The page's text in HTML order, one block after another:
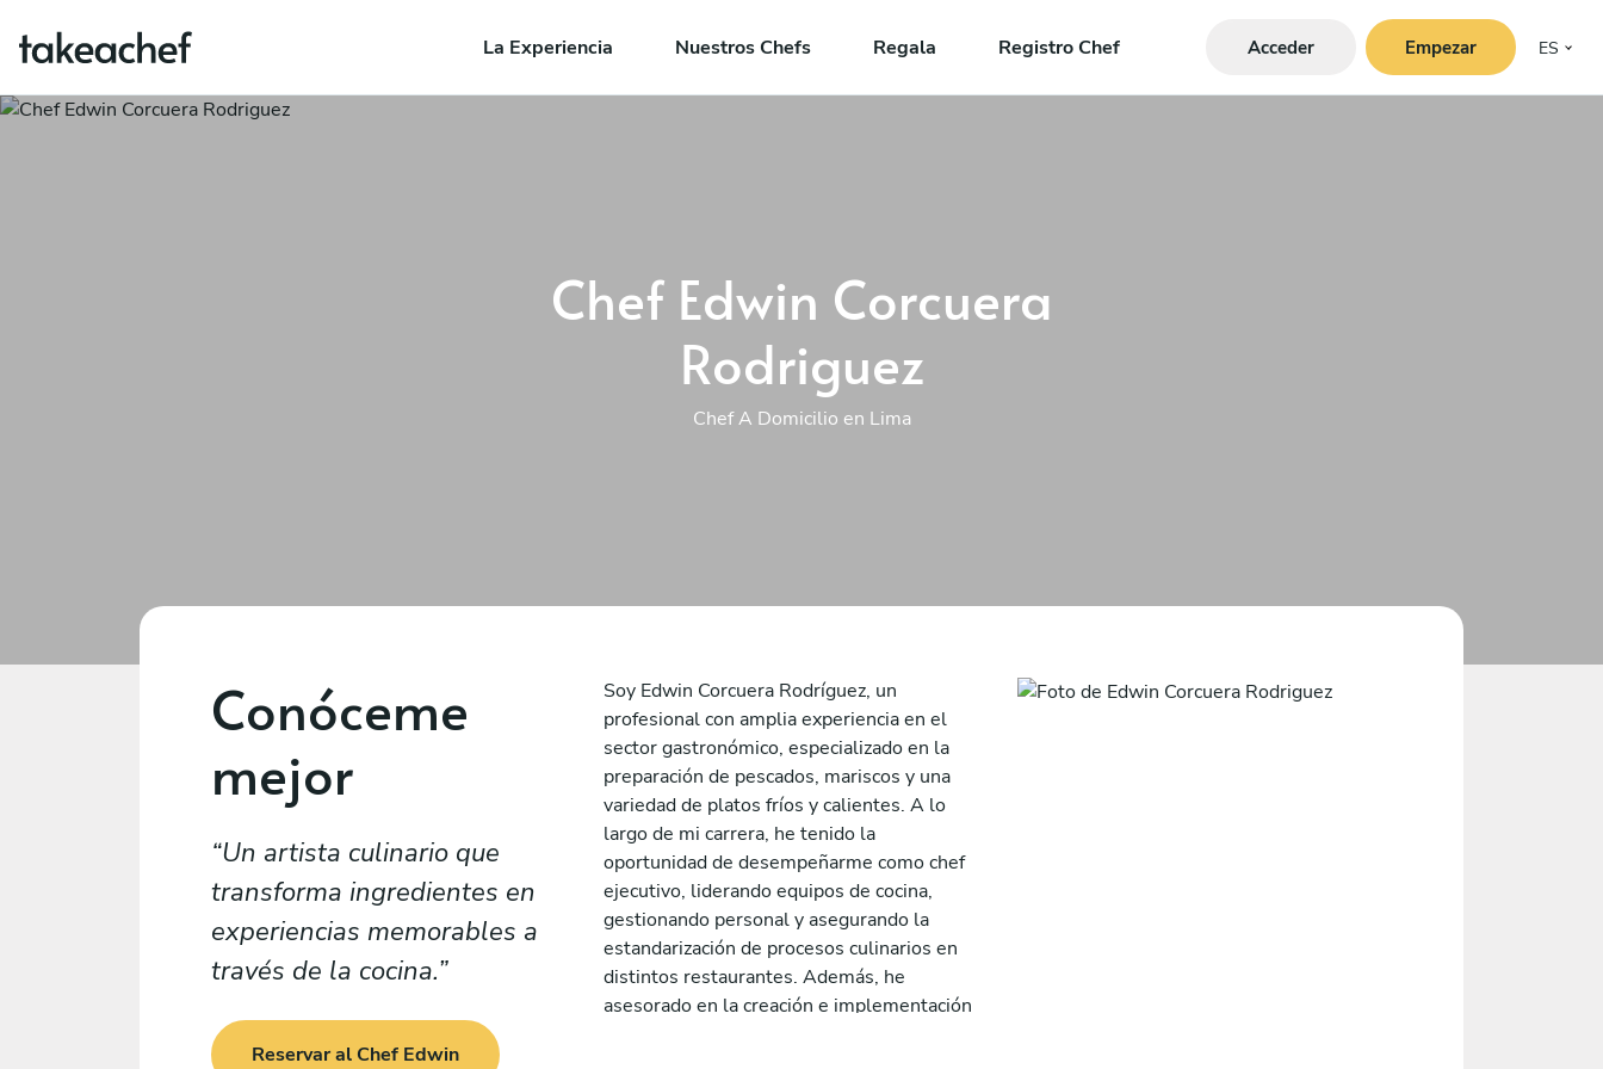
La Experiencia Nuestros Chefs Regala Registro Chef Acceder Empezar ES
Chef Edwin Corcuera
Rodriguez
Chef A Domicilio en Lima
Conóceme
mejor
Un artista culinario que
transforma ingredientes en
experiencias memorables a
través de la cocina.
Reservar al Chef Edwin
Soy Edwin Corcuera Rodríguez, un
profesional con amplia experiencia en el
sector gastronómico, especializado en la
preparación de pescados, mariscos y una
variedad de platos fríos y calientes. A lo
largo de mi carrera, he tenido la
oportunidad de desempeñarme como chef
ejecutivo, liderando equipos de cocina,
gestionando personal y asegurando la
estandarización de procesos culinarios en
distintos restaurantes. Además, he
asesorado en la creación e implementación